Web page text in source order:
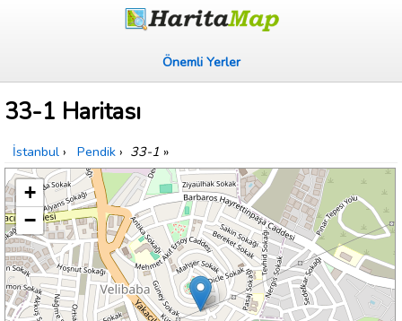
Önemli Yerler
33-1 Haritası
İstanbul › Pendik › 33-1 »
+
−